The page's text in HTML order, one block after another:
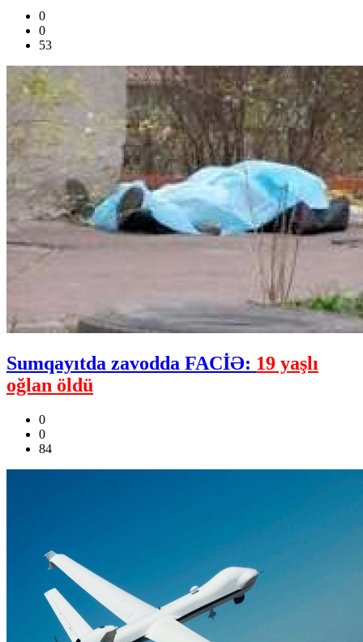
0
0
53
Sumqayıtda zavodda FACİƏ: 19 yaşlı
oğlan öldü
0
0
84